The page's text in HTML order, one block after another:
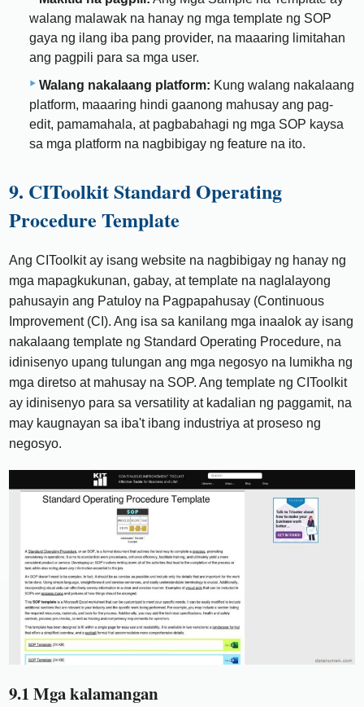
walang malawak na hanay ng mga template ng SOP
gaya ng ilang iba pang provider, na maaaring limitahan
ang pagpili para sa mga user.
Walang nakalaang platform: Kung walang nakalaang
platform, maaaring hindi gaanong mahusay ang pag-
edit, pamamahala, at pagbabahagi ng mga SOP kaysa
sa mga platform na nagbibigay ng feature na ito.
9. CIToolkit Standard Operating
Procedure Template
Ang CIToolkit ay isang website na nagbibigay ng hanay ng
mga mapagkukunan, gabay, at template na naglalayong
pahusayin ang Patuloy na Pagpapahusay (Continuous
Improvement (CI). Ang isa sa kanilang mga inaalok ay isang
nakalaang template ng Standard Operating Procedure, na
idinisenyo upang tulungan ang mga negosyo na lumikha ng
mga diretso at mahusay na SOP. Ang template ng CIToolkit
ay idinisenyo para sa versatility at kadalian ng paggamit, na
may kaugnayan sa iba't ibang industriya at proseso ng
negosyo.
9.1 Mga kalamangan